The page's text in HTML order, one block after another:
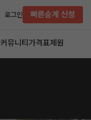
로그인 빠른승계 신청
커뮤니티 가격표제원